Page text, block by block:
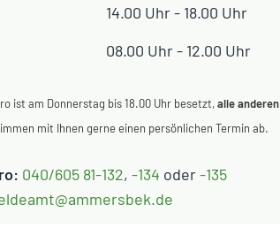
14.00 Uhr - 18.00 Uhr
08.00 Uhr - 12.00 Uhr
ist am Donnerstag bis 18.00 Uhr besetzt,alle anderen
mit Ihnen gerne einen persönlichen Termin ab.
040/605 81-132,-134 oder-135